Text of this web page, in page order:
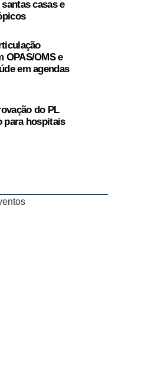
casas e
OPAS/OMS e
em agendas
do PL
para hospitais